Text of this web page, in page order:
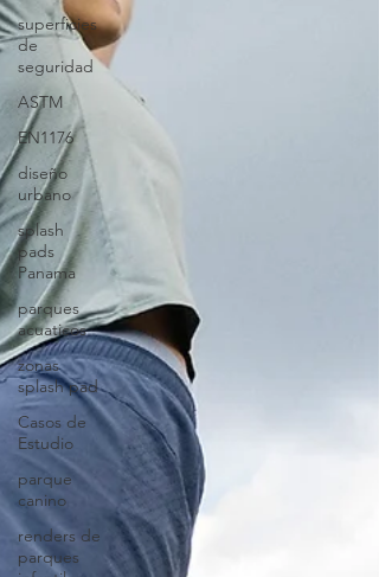
superficies
de
seguridad
ASTM
EN1176
diseño
urbano
splash
pads
Panama
parques
acuaticos
zonas
splash pad
Casos de
Estudio
parque
canino
renders de
parques